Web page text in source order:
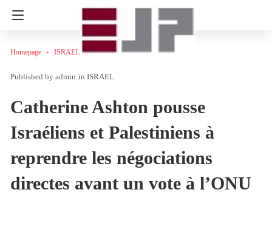
Homepage ISRAEL
admin in ISRAEL
Catherine Ashton pousse
Israéliens et Palestiniens à
reprendre les négociations
directes avant un vote à l’ONU